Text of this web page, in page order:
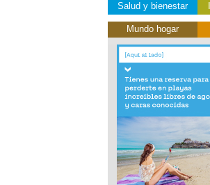
Salud y bienestar
Mundo hogar